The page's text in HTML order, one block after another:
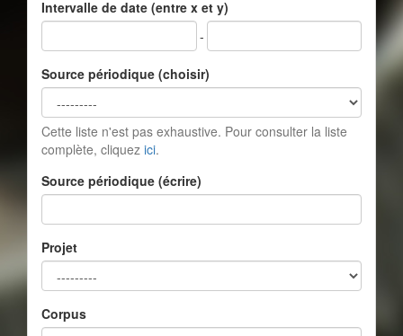
Intervalle de date (entre x et y)
-
Source périodique (choisir)
Cette liste n'est pas exhaustive. Pour consulter la liste
complète, cliquez ici.
Source périodique (écrire)
Projet
Corpus